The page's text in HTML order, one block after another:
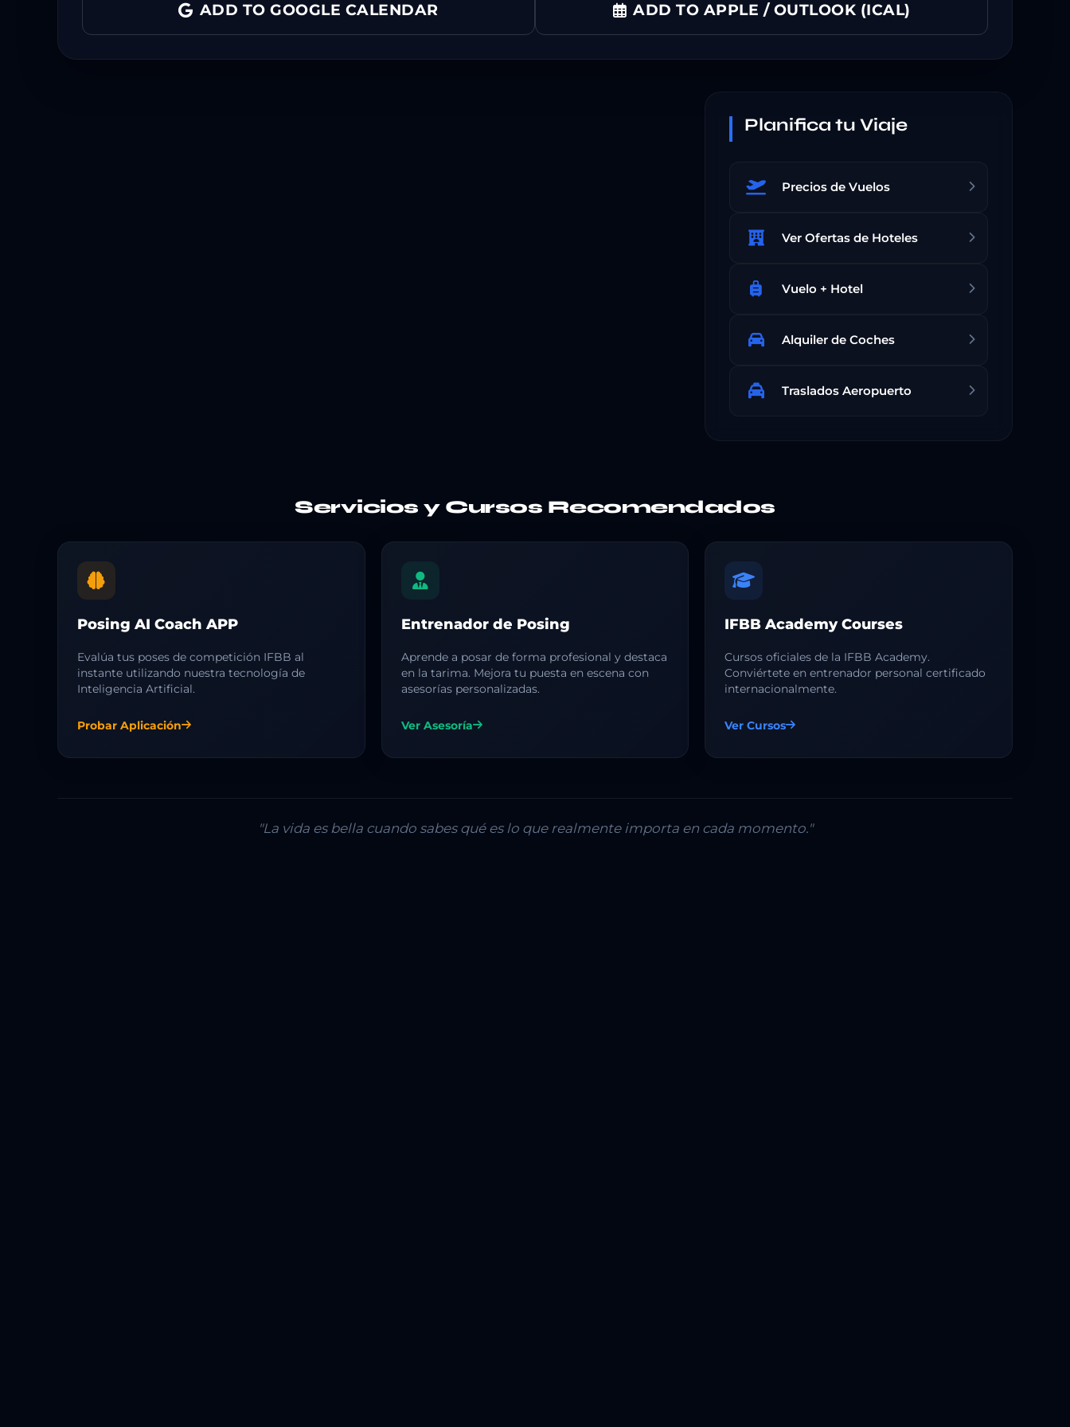
ADD TO GOOGLE CALENDAR ADD TO APPLE / OUTLOOK (ICAL)
Planifica tu Viaje
Precios de Vuelos
Ver Ofertas de Hoteles
Vuelo + Hotel
Alquiler de Coches
Traslados Aeropuerto
Servicios y Cursos Recomendados
Posing AI Coach APP
Evalúa tus poses de competición IFBB al
instante utilizando nuestra tecnología de
Inteligencia Artificial.
Probar Aplicación
Entrenador de Posing
Aprende a posar de forma profesional y destaca
en la tarima. Mejora tu puesta en escena con
asesorías personalizadas.
Ver Asesoría
IFBB Academy Courses
Cursos oficiales de la IFBB Academy.
Conviértete en entrenador personal certificado
internacionalmente.
Ver Cursos
"La vida es bella cuando sabes qué es lo que realmente importa en cada momento."